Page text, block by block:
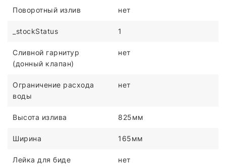
Поворотный излив нет
_stockStatus 1
Сливной гарнитур
(донный клапан)
нет
Ограничение расхода
воды
нет
Высота излива 825мм
Ширина 165мм
Лейка для биде нет